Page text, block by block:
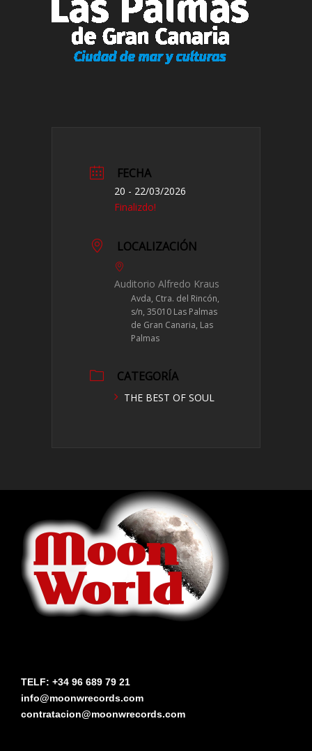
FECHA
20 - 22/03/2026
Finalizdo!
LOCALIZACIÓN
Auditorio Alfredo Kraus
Avda, Ctra. del Rincón,
s/n, 35010 Las Palmas
de Gran Canaria, Las
Palmas
CATEGORÍA
THE BEST OF SOUL
TELF: +34 96 689 79 21
info@moonwrecords.com
contratacion@moonwrecords.com